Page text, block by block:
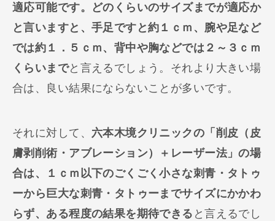
適応可能です。どのくらいのサイズまでが適応か
と言いますと、手足ですと約１ｃｍ、腕や足など
では約１．５ｃｍ、背中や胸などでは２～３ｃｍ
くらいまでと言えるでしょう。それより大きい場
合は、良い結果にならないことが多いです。
それに対して、 六本木境クリニックの「削皮（皮
膚剥削術・アブレーション）＋レーザー法」の場
合は、１ｃｍ以下のごくごく小さな刺青・タトゥ
ーから巨大な刺青・タトゥーまでサイズにかかわ
らず、ある程度の結果を期待できる と言えるでし